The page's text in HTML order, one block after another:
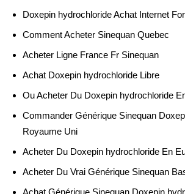
Doxepin hydrochloride Achat Internet
Comment Acheter Sinequan Quebec
Acheter Ligne France Fr Sinequan
Achat Doxepin hydrochloride Libre
Ou Acheter Du Doxepin hydrochloride
Commander Générique Sinequan
Royaume Uni
Acheter Du Doxepin hydrochloride En
Acheter Du Vrai Générique Sinequan
Achat Générique Sinequan Doxepin